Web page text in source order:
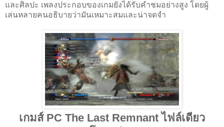
และศิลปะ เพลงประกอบของเกมยังได้รับคำชมอย่างสูง โดยผู้
เล่นหลายคนอธิบายว่ามันเหมาะสมและน่าจดจำ
เกมส์ PC The Last Remnant ไฟล์เดียว